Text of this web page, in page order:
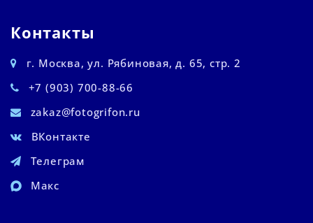
Контакты
г. Москва, ул. Рябиновая, д. 65, стр. 2
+7 (903) 700-88-66
zakaz@fotogrifon.ru
ВКонтакте
Телеграм
Макс